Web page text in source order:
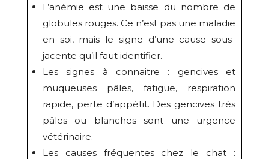
L’anémie est une baisse du nombre de
globules rouges. Ce n’est pas une maladie
en soi, mais le signe d’une cause sous-
jacente qu’il faut identifier.
Les signes à connaitre : gencives et
muqueuses pâles, fatigue, respiration
rapide, perte d’appétit. Des gencives très
pâles ou blanches sont une urgence
vétérinaire.
Les causes fréquentes chez le chat :